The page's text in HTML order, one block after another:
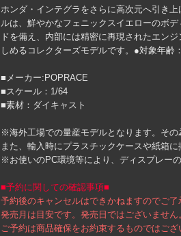
ホンダ・インテグラをさらに高次元へ引き
ルは、鮮やかなフェニックスイエローのボ
ドを備え、内部には精密に再現されたエン
しめるコレクターズモデルです。●対象年齢
■メーカー:POPRACE
■スケール：1/64
■素材：ダイキャスト
※海外工場での量産モデルとなります。その
また、輸入時にプラスチックケースや紙箱
※お使いのPC環境等により、ディスプレー
■予約に関しての確認事項■
予約後のキャンセルはできかねますのでご了
発売月は目安です。発売日ではございませ
ご予約は商品確保をお約束するものではござ